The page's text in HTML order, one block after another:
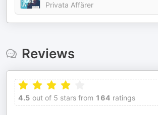
Privata Affärer
Reviews
4.5 out of 5 stars from 164 ratings